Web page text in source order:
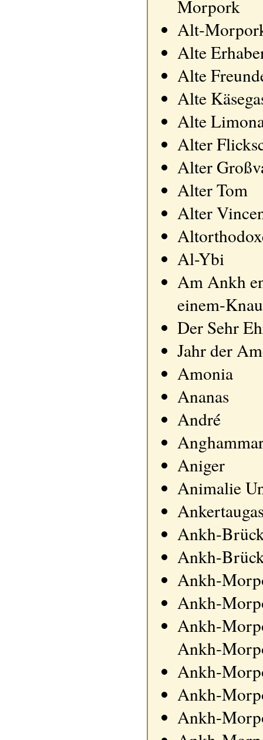
Morpork
Alt-
Alte
Alte
Alte
Alte
Alter
Alter
Alter Tom
Alter
Al-Ybi
Am Ankh
einem-
Der Sehr
Jahr der
Amonia
Ananas
André
Aniger
Animalie
Ankh-
Ankh-
Ankh-
Ankh-
Ankh-
Ankh-
Ankh-
Ankh-
Ankh-